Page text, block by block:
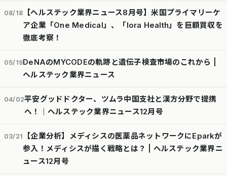
08/18
【ヘルステック業界ニュース8月号】米国プライマリーケ
ア企業「One Medical」、「lora Health」を巨額買収を
徹底考察！
05/19DeNAのMYCODEの軌跡と遺伝子検査市場のこれから |
ヘルステック業界ニュース
04/02平安グッドドクター、ツムラ中国支社と漢方分野で提携
へ！｜ヘルステック業界ニュース12月号
03/21
【企業分析】メディシスの医薬品ネットワークにEparkが
参入！メディシスが描く戦略とは？ | ヘルステック業界ニ
ュース12月号